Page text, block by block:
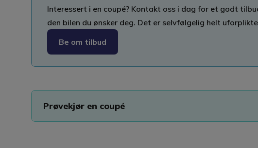
Interessert i en coupé? Kontakt oss i dag for et godt
den bilen du ønsker deg. Det er selvfølgelig helt
Be om tilbud
Prøvekjør en coupé